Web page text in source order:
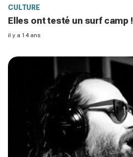
CULTURE
Elles ont testé un surf camp !
il y a 14 ans